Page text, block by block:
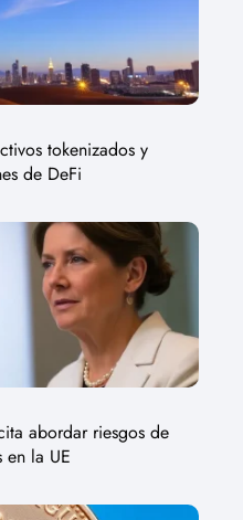
tokenizados y
de DeFi
abordar riesgos de
en la UE